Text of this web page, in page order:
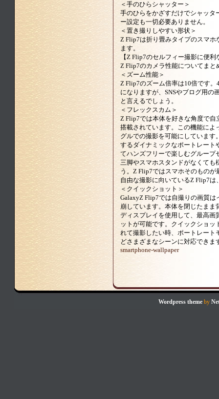
＜手のひらシャッター＞
手のひらをかざすだけでシャッタ
ー設定も一切必要ありません。
＜置き撮りしやすい形状＞
Z Flip7は折り畳みタイプのスマ
ます。
【Z Flip7のセルフィー撮影に便
Z Flip7のカメラ性能についてまと
＜ズーム性能＞
Z Flip7のズーム倍率は10倍です
になりますが、SNSやブログ用の
と言えるでしょう。
＜フレックスカム＞
Z Flip7では本体を好きな角度で
搭載されています。この機能によ
グルでの撮影を可能にしていま
するダイナミックなポートレート
てハンズフリーで楽しむグループ
三脚やスマホスタンドがなくても
う。Z Flip7ではスマホそのもの
自由な撮影に向いているZ Flip7
＜クイックショット＞
GalaxyZ Flip7では自撮りの画質
崩しています。本体を閉じたま
ディスプレイを使用して、最高画
ットが可能です。クイックショ
れて撮影したい時、ポートレート
どさまざまなシーンに対応できま
smartphone-wallpaper
Wordpress theme by